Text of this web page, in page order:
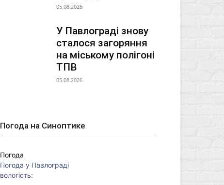
05.08.2026
У Павлограді знову
сталося загоряння
на міському полігоні
ТПВ
05.08.2026
Погода на Синоптике
Погода
Погода у Павлограді
вологість: